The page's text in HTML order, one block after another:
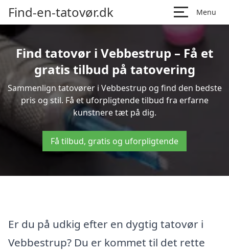
Find-en-tatovør.dk Menu
Find tatovør i Vebbestrup – Få et
gratis tilbud på tatovering
Sammenlign tatovører i Vebbestrup og find den bedste
pris og stil. Få et uforpligtende tilbud fra erfarne
kunstnere tæt på dig.
Få tilbud, gratis og uforpligtende
Er du på udkig efter en dygtig tatovør i
Vebbestrup? Du er kommet til det rette